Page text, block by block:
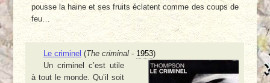
pousse la haine et ses fruits éclatent comme des coups de
feu…
Le criminel (The criminal - 1953)
Un criminel c’est utile
à tout le monde. Qu’il soit